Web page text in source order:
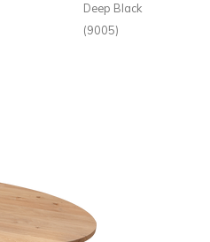
Deep Black
(9005)